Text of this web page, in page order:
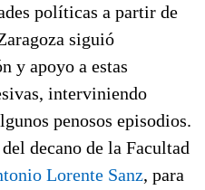
políticas a partir de
siguió
y apoyo a estas
interviniendo
penosos episodios.
decano de la Facultad
Lorente Sanz, para